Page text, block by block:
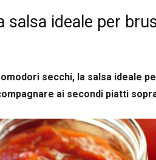
salsa ideale per
secchi, la salsa ideale
ai secondi piatti